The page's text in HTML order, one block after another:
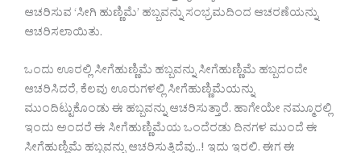
ಆಚರಿಸುವ ‘ಸೀಗಿ ಹುಣ್ಣಿಮೆ’ ಹಬ್ಬವನ್ನು ಸಂಭ್ರಮದಿಂದ ಆಚರಣೆಯನ್ನು
ಆಚರಿಸಲಾಯಿತು.
ಒಂದು ಊರಲ್ಲಿ ಸೀಗೆಹುಣ್ಣಿಮೆ ಹಬ್ಬವನ್ನು ಸೀಗೆಹುಣ್ಣಿಮೆ ಹಬ್ಬದಂದೇ
ಆಚರಿಸಿದರೆ, ಕೆಲವು ಊರುಗಳಲ್ಲಿ ಸೀಗೆಹುಣ್ಣಿಮೆಯನ್ನು
ಮುಂದಿಟ್ಟುಕೊಂಡು ಈ ಹಬ್ಬವನ್ನು ಆಚರಿಸುತ್ತಾರೆ. ಹಾಗೇಯೇ ನಮ್ಮೂರಲ್ಲಿ
ಇಂದು ಅಂದರೆ ಈ ಸೀಗೆಹುಣ್ಣಿಮೆಯ ಒಂದೆರಡು ದಿನಗಳ ಮುಂದೆ ಈ